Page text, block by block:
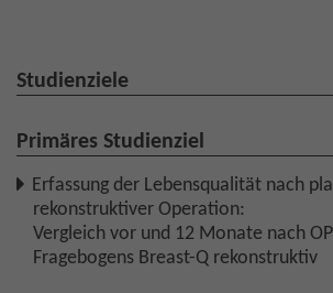
Studienziele
Primäres Studienziel
Erfassung der Lebensqualität nach
rekonstruktiver Operation:
Vergleich vor und 12 Monate nach
Fragebogens Breast-Q rekonstruktiv